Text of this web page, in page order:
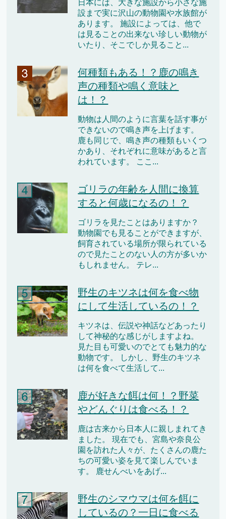
日本には、大きな施設から小さな施
設まで実に沢山の動物園や水族館が
あります。 施設によっては、他で
は見ることの出来ない珍しい動物が
いたり、そこでしか見ること...
何種類もある！？鹿の鳴き
声の種類や鳴く意味と
は！？
動物は人間のように言葉を話す事が
できないので鳴き声を上げます。
鹿も同じで、鳴き声の種類もいくつ
かあり、それぞれに意味があると言
われています。 ここ...
ゴリラの年齢を人間に換算
すると何歳になるの！？
ゴリラを見たことはありますか？
動物園でも見ることができますが、
飼育されている場所が限られている
ので見たことのない人の方が多いか
もしれません。 テレ...
野生のキツネは何を食べ物
にして生活しているの！？
キツネは、伝説や神話などあったり
して神秘的な感じがしますよね。
見た目も可愛いのでとても魅力的な
動物です。 しかし、野生のキツネ
は何を食べて生活して...
鹿が好きな餌は何！？野菜
やどんぐりは食べる！？
鹿は古来から日本人に親しまれてき
ました。 現在でも、宮島や奈良公
園を訪れた人々が、たくさんの鹿た
ちの可愛い姿を見て楽しんでいま
す。 鹿せんべいをあげ...
野生のシマウマは何を餌に
しているの？一日に食べる